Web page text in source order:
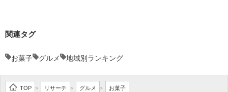
関連タグ
お菓子 グルメ 地域別ランキング
TOP > リサーチ > グルメ > お菓子